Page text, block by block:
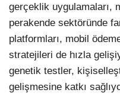
gerçeklik uygulamaları,
perakende sektöründe
platformları, mobil
stratejileri de hızla
genetik testler,
gelişmesine katkı